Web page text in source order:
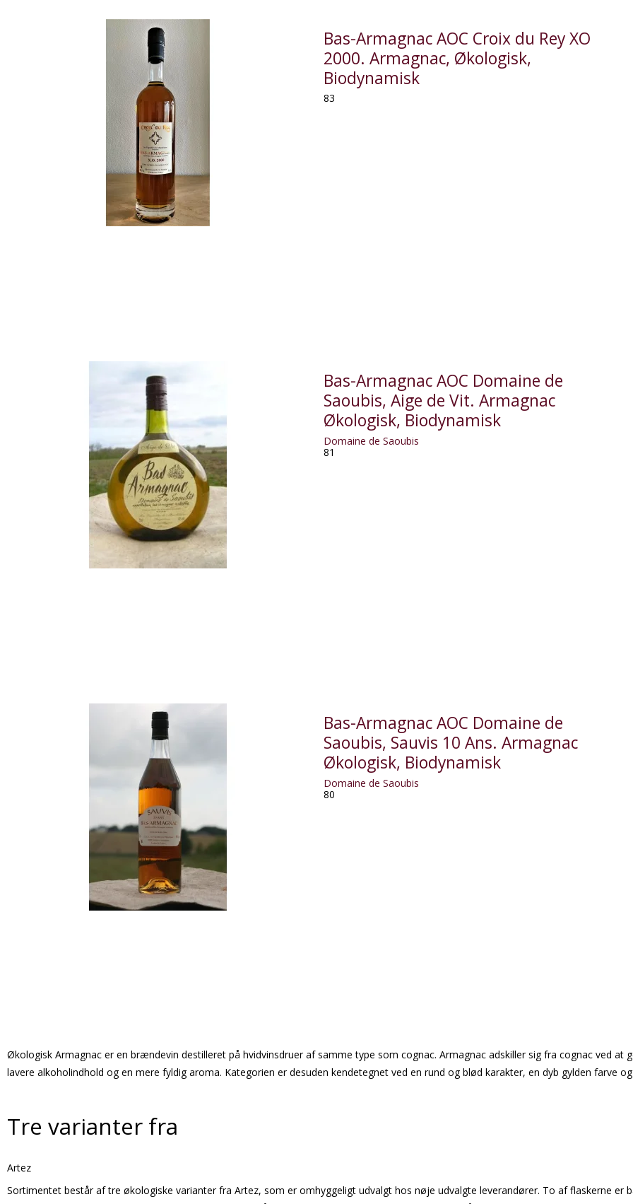
Bas-Armagnac AOC Croix du Rey XO
2000. Armagnac, Økologisk,
Biodynamisk
83
Bas-Armagnac AOC Domaine de
Saoubis, Aige de Vit. Armagnac
Økologisk, Biodynamisk
Domaine de Saoubis
81
Bas-Armagnac AOC Domaine de
Saoubis, Sauvis 10 Ans. Armagnac
Økologisk, Biodynamisk
Domaine de Saoubis
80
Økologisk Armagnac er en brændevin destilleret på hvidvinsdruer af samme type som cognac. Armagnac adskiller sig fra cognac ved at
lavere alkoholindhold og en mere fyldig aroma. Kategorien er desuden kendetegnet ved en rund og blød karakter, en dyb gylden farve
Tre varianter fra
Artez
Sortimentet består af tre økologiske varianter fra Artez, som er omhyggeligt udvalgt hos nøje udvalgte leverandører. To af flaskerne er